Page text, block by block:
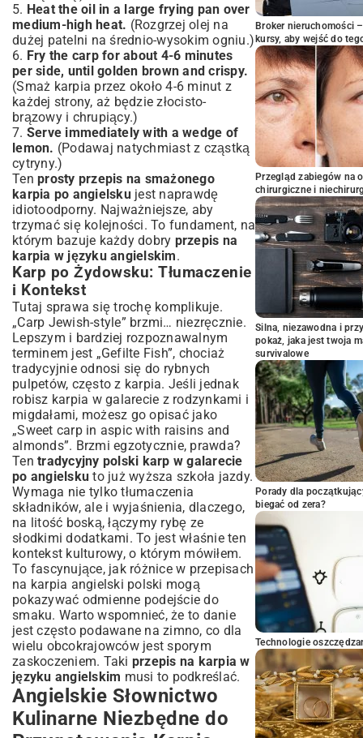
5. Heat the oil in a large frying pan over
medium-high heat. (Rozgrzej olej na
dużej patelni na średnio-wysokim ogniu.)
6. Fry the carp for about 4-6 minutes
per side, until golden brown and crispy.
(Smaż karpia przez około 4-6 minut z
każdej strony, aż będzie złocisto-
brązowy i chrupiący.)
7. Serve immediately with a wedge of
lemon. (Podawaj natychmiast z cząstką
cytryny.)
Ten prosty przepis na smażonego
karpia po angielskujest naprawdę
idiotoodporny. Najważniejsze, aby
trzymać się kolejności. To fundament, na
którym bazuje każdy dobry przepis na
karpia w języku angielskim.
Karp po Żydowsku: Tłumaczenie
i Kontekst
Tutaj sprawa się trochę komplikuje.
„Carp Jewish-style” brzmi… niezręcznie.
Lepszym i bardziej rozpoznawalnym
terminem jest „Gefilte Fish”, chociaż
tradycyjnie odnosi się do rybnych
pulpetów, często z karpia. Jeśli jednak
robisz karpia w galarecie z rodzynkami i
migdałami, możesz go opisać jako
„Sweet carp in aspic with raisins and
almonds”. Brzmi egzotycznie, prawda?
Ten tradycyjny polski karp w galarecie
po angielsku to już wyższa szkoła jazdy.
Wymaga nie tylko tłumaczenia
składników, ale i wyjaśnienia, dlaczego,
na litość boską, łączymy rybę ze
słodkimi dodatkami. To jest właśnie ten
kontekst kulturowy, o którym mówiłem.
To fascynujące, jak różnice w przepisach
na karpia angielski polski mogą
pokazywać odmienne podejście do
smaku. Warto wspomnieć, że to danie
jest często podawane na zimno, co dla
wielu obcokrajowców jest sporym
zaskoczeniem. Taki przepis na karpia w
języku angielskim musi to podkreślać.
Angielskie Słownictwo
Kulinarne Niezbędne do
Broker nieruchomości
kursy, aby wejść do
Przegląd zabiegów na
chirurgiczne i
Silna, niezawodna i
pokaż, jaka jest twoja
survivalowe
Porady dla
biegać od zera?
Technologie